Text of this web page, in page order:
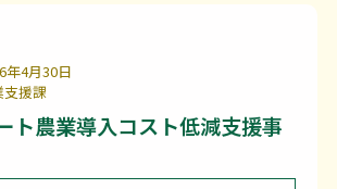
年4月30日
支援課
ト農業導入コスト低減支援事